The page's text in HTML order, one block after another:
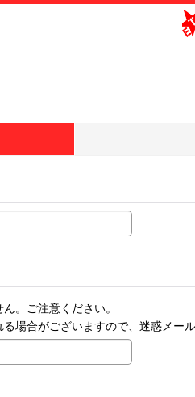
。ご注意ください。
場合がございますので、迷惑メー